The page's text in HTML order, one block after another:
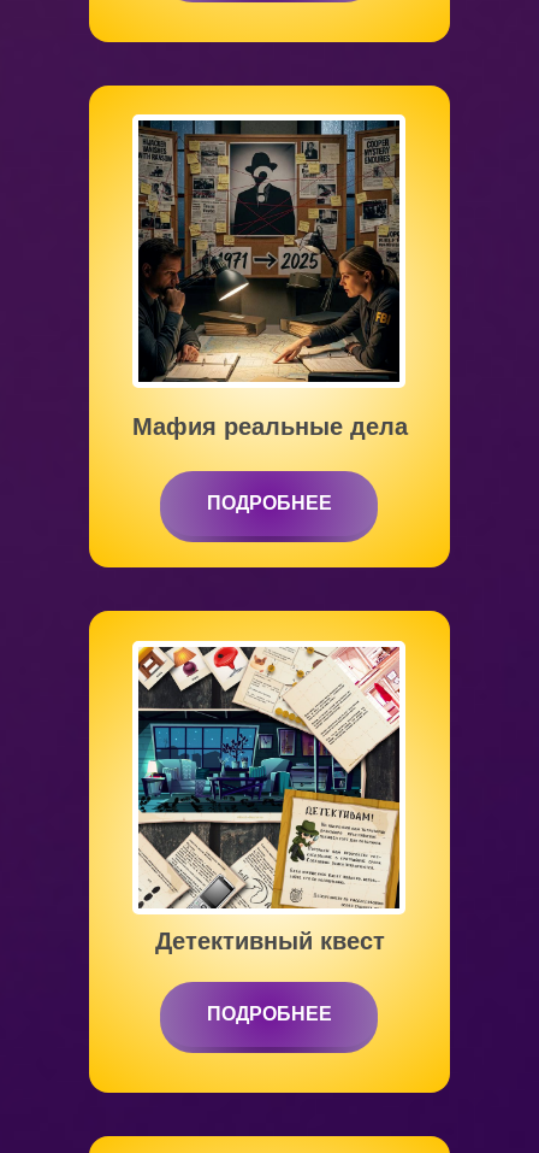
от 6 до 12 лет
ПОДРОБНЕЕ
ПОДРОБНЕЕ
Детективный квест
от 8 до 15 лет
ПОДРОБНЕЕ
ПОДРОБНЕЕ
Мафия реальные дела